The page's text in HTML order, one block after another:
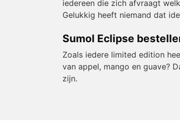
iedereen die zich afvraagt
Gelukkig heeft niemand dat
Sumol Eclipse
Zoals iedere limited edition
van appel, mango en guave?
zijn.